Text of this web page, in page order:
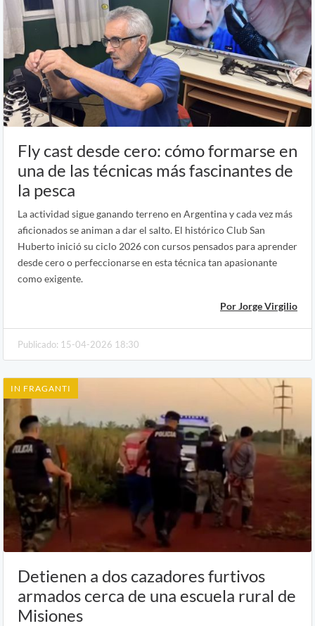
Fly cast desde cero: cómo formarse en
una de las técnicas más fascinantes de
la pesca
La actividad sigue ganando terreno en Argentina y cada vez más
aficionados se animan a dar el salto. El histórico Club San
Huberto inició su ciclo 2026 con cursos pensados para aprender
desde cero o perfeccionarse en esta técnica tan apasionante
como exigente.
Por Jorge Virgilio
Publicado: 15-04-2026 18:30
IN FRAGANTI
Detienen a dos cazadores furtivos
armados cerca de una escuela rural de
Misiones